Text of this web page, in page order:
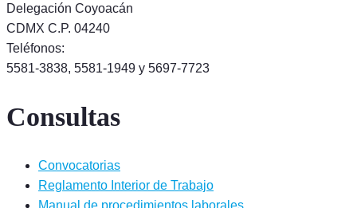
Delegación Coyoacán
CDMX C.P. 04240
Teléfonos:
5581-3838, 5581-1949 y 5697-7723
Consultas
Convocatorias
Reglamento Interior de Trabajo
Manual de procedimientos laborales